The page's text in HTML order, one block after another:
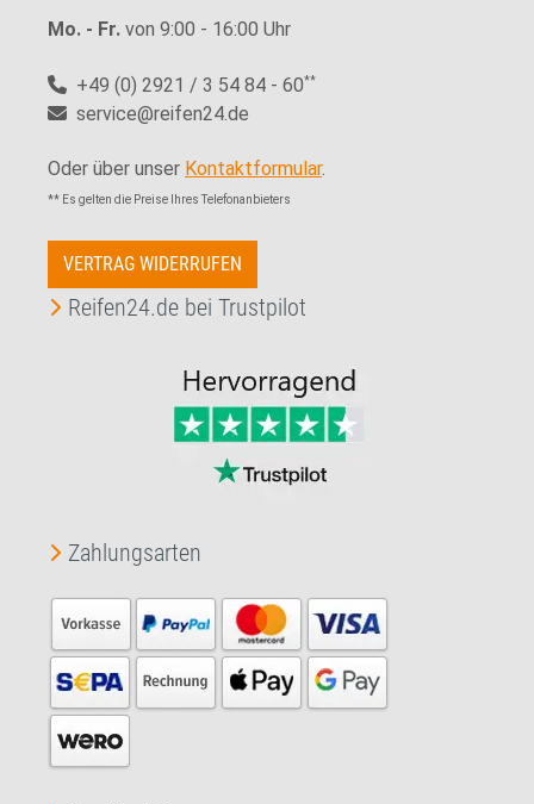
Mo. - Fr. von 9:00 - 16:00 Uhr
+49 (0) 2921 / 3 54 84 - 60**
service@reifen24.de
Oder über unser Kontaktformular.
** Es gelten die Preise Ihres Telefonanbieters
VERTRAG WIDERRUFEN
Reifen24.de bei Trustpilot
Zahlungsarten